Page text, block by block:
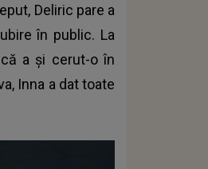
Deliric pare a
în public. La
a și cerut-o în
Inna a dat toate